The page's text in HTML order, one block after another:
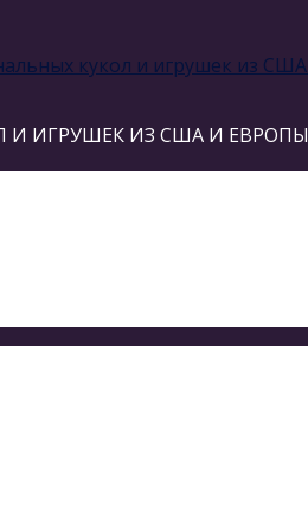
И ИГРУШЕК ИЗ США И ЕВРОПЫ